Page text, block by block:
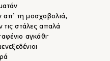
τη μοσχοβολιά,
τις στάλες απαλά
αγκάθι·